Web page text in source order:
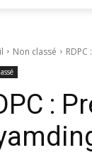
Non classé
: